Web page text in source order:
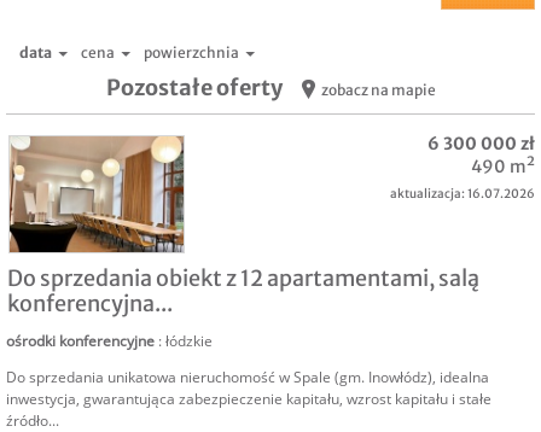
data cena powierzchnia
Pozostałe oferty zobacz na mapie
Do sprzedania obiekt z 12 apartamentami, salą
konferencyjna...
ośrodki konferencyjne : łódzkie
Do sprzedania unikatowa nieruchomość w Spale (gm. Inowłódz), idealna
inwestycja, gwarantująca zabezpieczenie kapitału, wzrost kapitału i stałe
źródło...
6 300 000 zł
490 m²
aktualizacja: 16.07.2026